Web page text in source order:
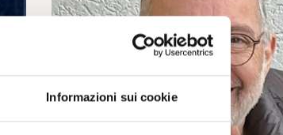
Informazioni sui cookie